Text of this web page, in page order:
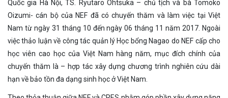
Quốc gia Hà Nội, TS. Ryutaro Ohtsuka – chủ tịch và bà Tomoko
Oizumi- cán bộ của NEF đã có chuyến thăm và làm việc tại Việt
Nam từ ngày 31 tháng 10 đến ngày 06 tháng 11 năm 2017. Ngoài
việc thảo luận về công tác quản lý Học bổng Nagao do NEF cấp cho
học viên cao học của Việt Nam hàng năm, mục đích chính của
chuyến thăm là – hợp tác xây dựng chương trình nghiên cứu dài
hạn về bảo tồn đa dạng sinh học ở Việt Nam.